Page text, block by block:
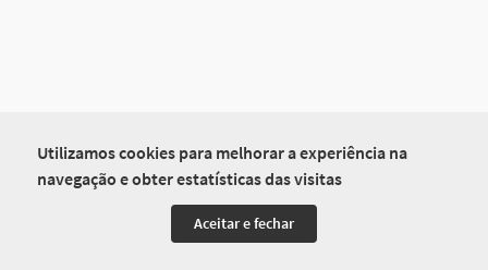
Utilizamos cookies para melhorar a experiência na
navegação e obter estatísticas das visitas
Aceitar e fechar